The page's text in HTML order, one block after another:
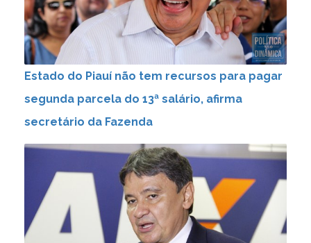
Estado do Piauí não tem recursos para pagar
segunda parcela do 13ª salário, afirma
secretário da Fazenda